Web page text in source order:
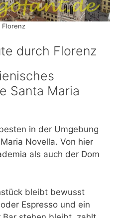
Florenz
durch Florenz
Santa Maria
in der Umgebung
Novella. Von hier
als auch der Dom
bleibt bewusst
Espresso und ein